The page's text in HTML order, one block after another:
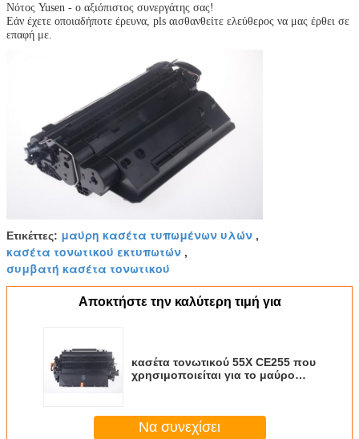
Νότος Yusen - ο αξιόπιστος συνεργάτης σας!
Εάν έχετε οποιαδήποτε έρευνα, pls αισθανθείτε ελεύθερος να μας έρθει σε
επαφή με.
Ετικέττες: μαύρη κασέτα τυπωμένων υλών ,
κασέτα τονωτικού εκτυπωτών ,
συμβατή κασέτα τονωτικού
Αποκτήστε την καλύτερη τιμή για
κασέτα τονωτικού 55X CE255 που
χρησιμοποιείται για το μαύρο
Να συνεχίσει